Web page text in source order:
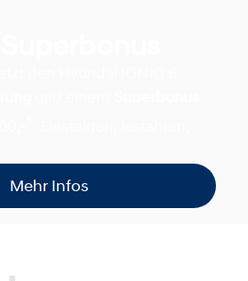
Mehr Infos